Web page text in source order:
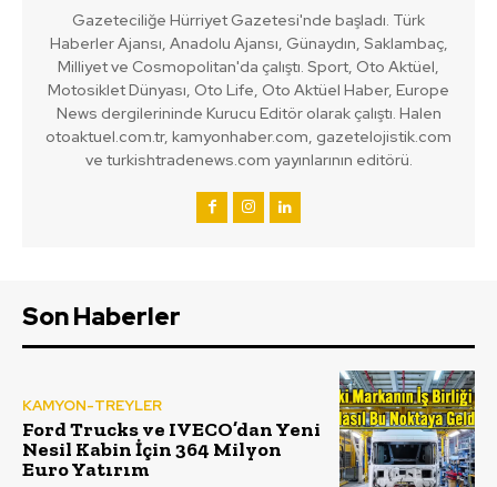
Gazeteciliğe Hürriyet Gazetesi'nde başladı. Türk
Haberler Ajansı, Anadolu Ajansı, Günaydın, Saklambaç,
Milliyet ve Cosmopolitan'da çalıştı. Sport, Oto Aktüel,
Motosiklet Dünyası, Oto Life, Oto Aktüel Haber, Europe
News dergilerininde Kurucu Editör olarak çalıştı. Halen
otoaktuel.com.tr, kamyonhaber.com, gazetelojistik.com
ve turkishtradenews.com yayınlarının editörü.
Son Haberler
KAMYON-TREYLER
Ford Trucks ve IVECO’dan Yeni
Nesil Kabin İçin 364 Milyon
Euro Yatırım